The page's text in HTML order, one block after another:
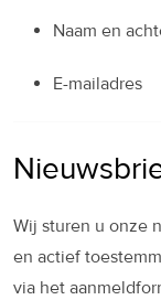
Naam en
E-mailadres
Wij sturen u onze
en actief
via het